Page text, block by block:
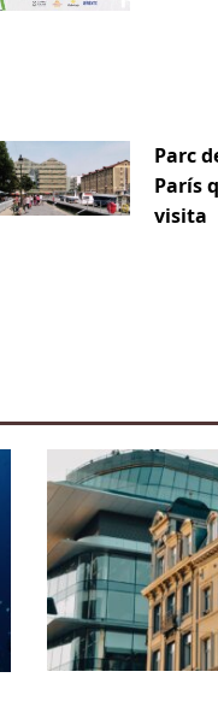
Parc
París
visita